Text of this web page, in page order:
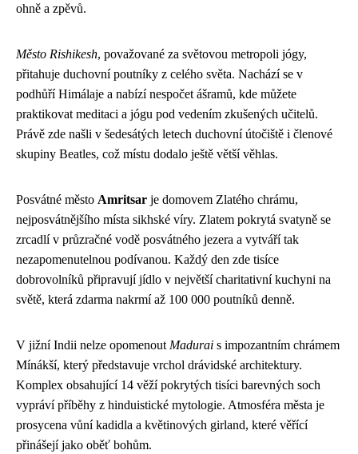
ohně a zpěvů.
Město Rishikesh, považované za světovou metropoli jógy,
přitahuje duchovní poutníky z celého světa. Nachází se v
podhůří Himálaje a nabízí nespočet ášramů, kde můžete
praktikovat meditaci a jógu pod vedením zkušených učitelů.
Právě zde našli v šedesátých letech duchovní útočiště i členové
skupiny Beatles, což místu dodalo ještě větší věhlas.
Posvátné město Amritsar je domovem Zlatého chrámu,
nejposvátnějšího místa sikhské víry. Zlatem pokrytá svatyně se
zrcadlí v průzračné vodě posvátného jezera a vytváří tak
nezapomenutelnou podívanou. Každý den zde tisíce
dobrovolníků připravují jídlo v největší charitativní kuchyni na
světě, která zdarma nakrmí až 100 000 poutníků denně.
V jižní Indii nelze opomenout Madurai s impozantním chrámem
Mínákší, který představuje vrchol drávidské architektury.
Komplex obsahující 14 věží pokrytých tisíci barevných soch
vypráví příběhy z hinduistické mytologie. Atmosféra města je
prosycena vůní kadidla a květinových girland, které věřící
přinášejí jako oběť bohům.